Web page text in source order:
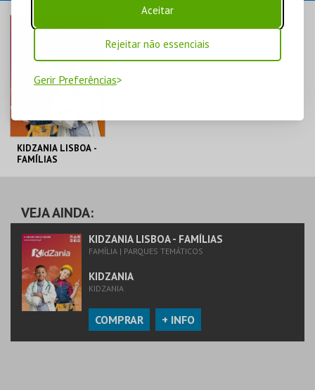
Aceitar
Rejeitar não essenciais
Gerir Preferências
KIDZANIA LISBOA -
FAMÍLIAS
MAIS INFO
COMPRAR
VEJA AINDA:
KIDZANIA LISBOA - FAMÍLIAS
FAMÍLIA | PARQUES TEMÁTICOS
KIDZANIA
KIDZANIA
COMPRAR + INFO